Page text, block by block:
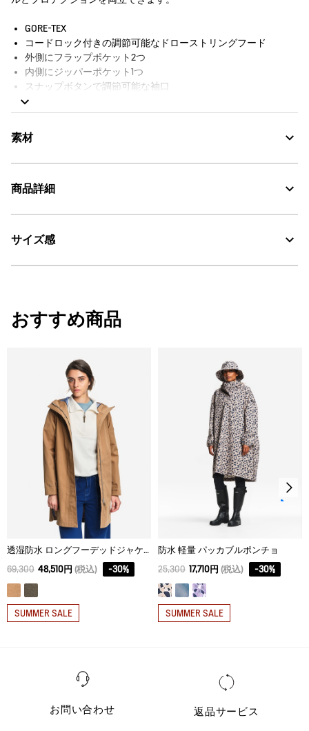
GORE-TEX
コードロック付きの調節可能なドローストリングフード
外側にフラップポケット2つ
内側にジッパーポケット1つ
スナップボタンで調節可能な袖口
コードロック付きのドローストリングウエストバンド
サイドスリット入りのシャツスタイルの裾
スナップボタン留めの前立て付きのツーウェイフロントジッパ
ー
防水シーム
防水性：28 000シュメルバー
持つ商品）
素材
AIGLE for tomorrow
タンブル乾燥が可能、低温乾燥：排気温度の上限は最高
アイロン仕上げ処理はできない。
ドライクリーニング処理ができない。
ウェットクリーニング処理ができる。：通常の処理
商品詳細
・色：ブルーフォグ (005)
サイズ感
34
42
40 43.2
42 44.4
おすすめ商品
透湿防水 ロングフーデッドジャケット
69,300 48,510円 (税込) -30%
SUMMER SALE
防水 軽量 パッカブルポンチョ
25,300 17,710円 (税込) -30%
SUMMER SALE
お問い合わせ 返品サービス